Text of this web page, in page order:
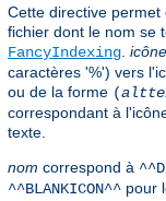
Cette directive
fichier dont le nom se
FancyIndexing. icône
caractères '%') vers
ou de la forme (
correspondant à
texte.
nom correspond à
^^BLANKICON^^ pour